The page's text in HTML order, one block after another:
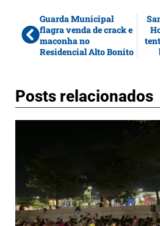
Guarda Municipal
flagra venda de crack e
maconha no
Residencial Alto Bonito
Posts relacionados